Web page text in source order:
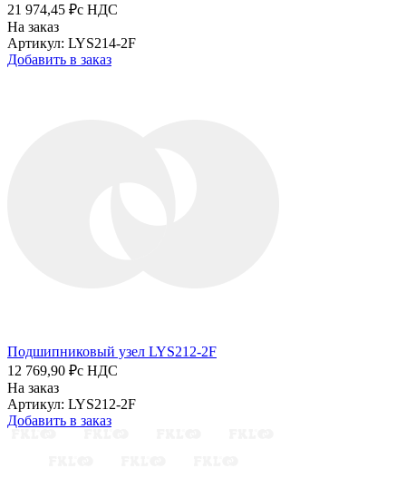
21 974,45 ₽с НДС
На заказ
Артикул: LYS214-2F
Добавить в заказ
Подшипниковый узел LYS212-2F
12 769,90 ₽с НДС
На заказ
Артикул: LYS212-2F
Добавить в заказ